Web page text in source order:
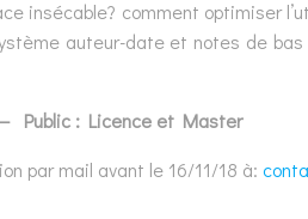
insécable? comment optimiser
auteur-date et notes de bas
Public : Licence et Master
par mail avant le 16/11/18 à: